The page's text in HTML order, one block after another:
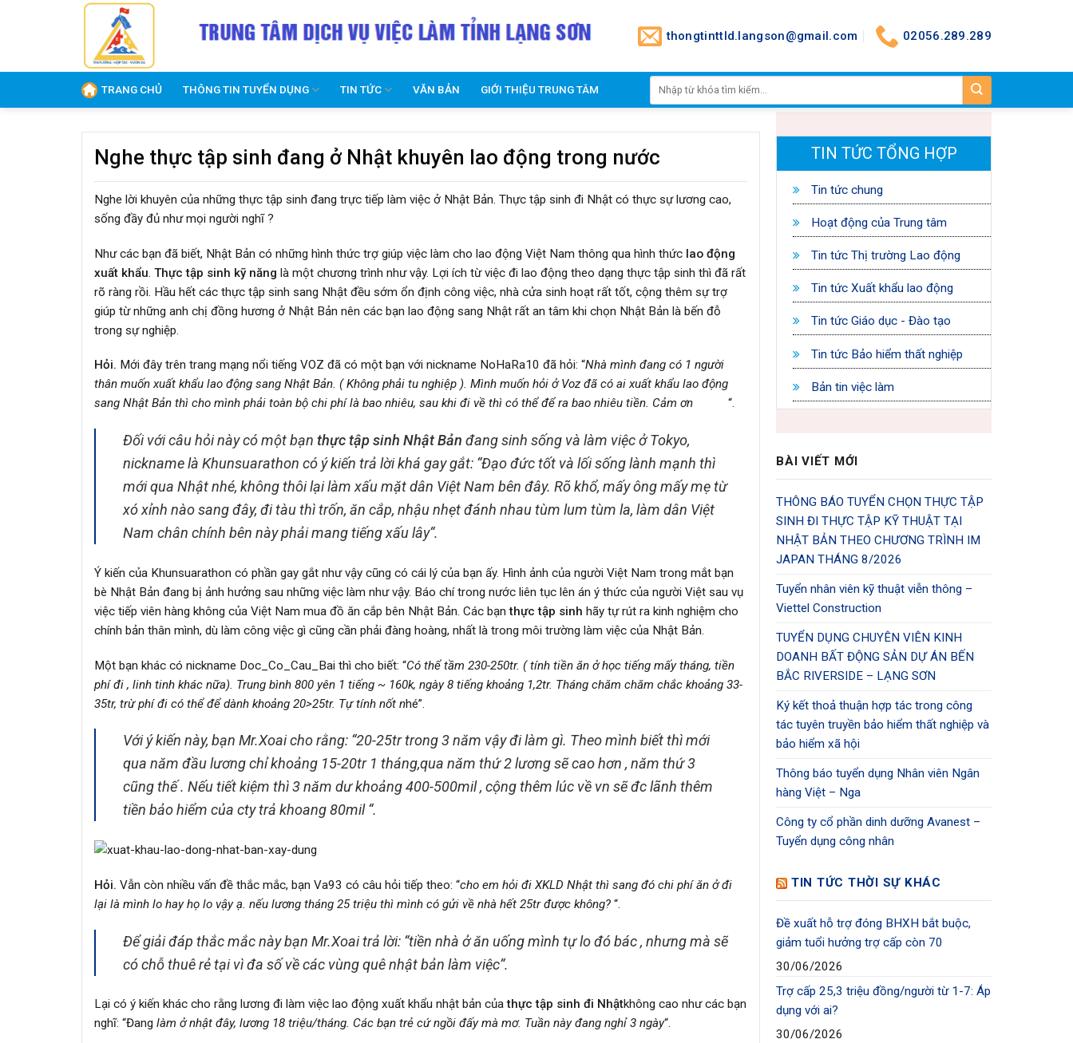
thongtinttld.langson@gmail.com 02056.289.289
TRANG CHỦ THÔNG TIN TUYỂN DỤNG TIN TỨC VĂN BẢN GIỚI THIỆU TRUNG TÂM
Nghe thực tập sinh đang ở Nhật khuyên lao động trong nước
Nghe lời khuyên của những thực tập sinh đang trực tiếp làm việc ở Nhật Bản. Thực tập sinh đi Nhật có thực sự lương cao,
sống đầy đủ như mọi người nghĩ ?
Như các bạn đã biết, Nhật Bản có những hình thức trợ giúp việc làm cho lao động Việt Nam thông qua hình thức lao động
xuất khẩu. Thực tập sinh kỹ năng là một chương trình như vậy. Lợi ích từ việc đi lao động theo dạng thực tập sinh thì đã rất
rõ ràng rồi. Hầu hết các thực tập sinh sang Nhật đều sớm ổn định công việc, nhà cửa sinh hoạt rất tốt, cộng thêm sự trợ
giúp từ những anh chị đồng hương ở Nhật Bản nên các bạn lao động sang Nhật rất an tâm khi chọn Nhật Bản là bến đỗ
trong sự nghiệp.
Hỏi. Mới đây trên trang mạng nổi tiếng VOZ đã có một bạn với nickname NoHaRa10 đã hỏi: “Nhà mình đang có 1 người
thân muốn xuất khẩu lao động sang Nhật Bản. ( Không phải tu nghiệp ). Mình muốn hỏi ở Voz đã có ai xuất khẩu lao động
sang Nhật Bản thì cho mình phải toàn bộ chi phí là bao nhiêu, sau khi đi về thì có thể để ra bao nhiêu tiền. Cảm ơn
“.
Đối với câu hỏi này có một bạnthực tập sinh Nhật Bản đang sinh sống và làm việc ở Tokyo,
nickname là Khunsuarathon có ý kiến trả lời khá gay gắt: “Đạo đức tốt và lối sống lành mạnh thì
mới qua Nhật nhé, không thôi lại làm xấu mặt dân Việt Nam bên đây. Rõ khổ, mấy ông mấy mẹ từ
xó xỉnh nào sang đây, đi tàu thì trốn, ăn cắp, nhậu nhẹt đánh nhau tùm lum tùm la, làm dân Việt
Nam chân chính bên này phải mang tiếng xấu lây“.
Ý kiến của Khunsuarathon có phần gay gắt như vậy cũng có cái lý của bạn ấy. Hình ảnh của người Việt Nam trong mắt bạn
bè Nhật Bản đang bị ảnh hưởng sau những việc làm như vậy. Báo chí trong nước liên tục lên án ý thức của người Việt sau vụ
việc tiếp viên hàng không của Việt Nam mua đồ ăn cắp bên Nhật Bản. Các bạnthực tập sinh hãy tự rút ra kinh nghiệm cho
chính bản thân mình, dù làm công việc gì cũng cần phải đàng hoàng, nhất là trong môi trường làm việc của Nhật Bản.
Một bạn khác có nickname Doc_Co_Cau_Bai thì cho biết: “Có thể tầm 230-250tr. ( tính tiền ăn ở học tiếng mấy tháng, tiền
phí đi , linh tinh khác nữa). Trung bình 800 yên 1 tiếng ~ 160k, ngày 8 tiếng khoảng 1,2tr. Tháng chăm chăm chắc khoảng 33-
35tr, trừ phí đi có thể để dành khoảng 20>25tr. Tự tính nốt nhé”.
Với ý kiến này, bạn Mr.Xoai cho rằng: “20-25tr trong 3 năm vậy đi làm gì. Theo mình biết thì mới
qua năm đầu lương chỉ khoảng 15-20tr 1 tháng,qua năm thứ 2 lương sẽ cao hơn , năm thứ 3
cũng thế . Nếu tiết kiệm thì 3 năm dư khoảng 400-500mil , cộng thêm lúc về vn sẽ đc lãnh thêm
tiền bảo hiểm của cty trả khoang 80mil“.
Hỏi. Vẫn còn nhiều vấn đề thắc mắc, bạn Va93 có câu hỏi tiếp theo: “cho em hỏi đi XKLD Nhật thì sang đó chi phí ăn ở đi
lại là mình lo hay họ lo vậy ạ. nếu lương tháng 25 triệu thì mình có gửi về nhà hết 25tr được không? “.
Để giải đáp thắc mắc này bạn Mr.Xoai trả lời: “tiền nhà ở ăn uống mình tự lo đó bác , nhưng mà sẽ
có chỗ thuê rẻ tại vì đa số về các vùng quê nhật bản làm việc“.
Lại có ý kiến khác cho rằng lương đi làm việc lao động xuất khẩu nhật bản củathực tập sinh đi Nhậtkhông cao như các bạn
nghĩ: “Đang làm ở nhật đây, lương 18 triệu/tháng. Các bạn trẻ cứ ngồi đấy mà mơ. Tuần này đang nghỉ 3 ngày“.
TIN TỨC TỔNG HỢP
Tin tức chung
Hoạt động của Trung tâm
Tin tức Thị trường Lao động
Tin tức Xuất khẩu lao động
Tin tức Giáo dục - Đào tạo
Tin tức Bảo hiểm thất nghiệp
Bản tin việc làm
BÀI VIẾT MỚI
THÔNG BÁO TUYỂN CHỌN THỰC TẬP
SINH ĐI THỰC TẬP KỸ THUẬT TẠI
NHẬT BẢN THEO CHƯƠNG TRÌNH IM
JAPAN THÁNG 8/2026
Tuyển nhân viên kỹ thuật viễn thông –
Viettel Construction
TUYỂN DỤNG CHUYÊN VIÊN KINH
DOANH BẤT ĐỘNG SẢN DỰ ÁN BẾN
BẮC RIVERSIDE – LẠNG SƠN
Ký kết thoả thuận hợp tác trong công
tác tuyên truyền bảo hiểm thất nghiệp và
bảo hiểm xã hội
Thông báo tuyển dụng Nhân viên Ngân
hàng Việt – Nga
Công ty cổ phần dinh dưỡng Avanest –
Tuyển dụng công nhân
TIN TỨC THỜI SỰ KHÁC
Đề xuất hỗ trợ đóng BHXH bắt buộc,
giảm tuổi hưởng trợ cấp còn 70
30/06/2026
Trợ cấp 25,3 triệu đồng/người từ 1-7: Áp
dụng với ai?
30/06/2026